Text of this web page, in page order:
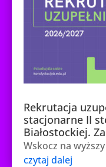
Rekrutacja
stacjonarne II
Białostockiej.
Wskocz na
czytaj dalej